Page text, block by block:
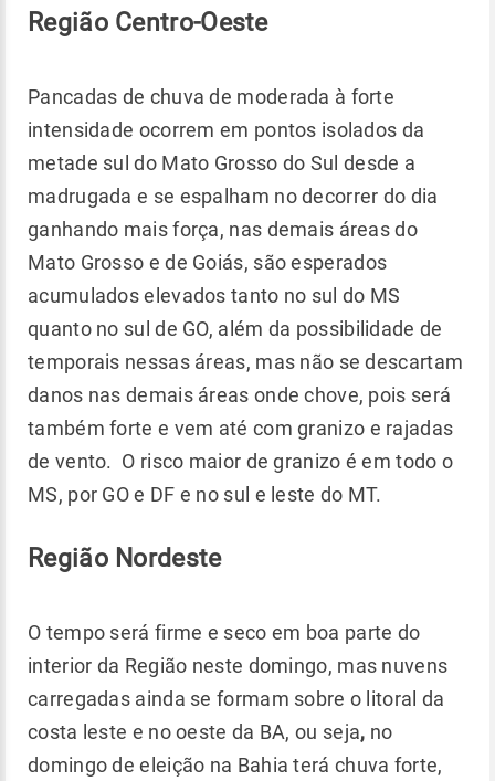
Região Centro-Oeste
Pancadas de chuva de moderada à forte
intensidade ocorrem em pontos isolados da
metade sul do Mato Grosso do Sul desde a
madrugada e se espalham no decorrer do dia
ganhando mais força, nas demais áreas do
Mato Grosso e de Goiás, são esperados
acumulados elevados tanto no sul do MS
quanto no sul de GO, além da possibilidade de
temporais nessas áreas, mas não se descartam
danos nas demais áreas onde chove, pois será
também forte e vem até com granizo e rajadas
de vento. O risco maior de granizo é em todo o
MS, por GO e DF e no sul e leste do MT.
Região Nordeste
O tempo será firme e seco em boa parte do
interior da Região neste domingo, mas nuvens
carregadas ainda se formam sobre o litoral da
costa leste e no oeste da BA, ou seja, no
domingo de eleição na Bahia terá chuva forte,